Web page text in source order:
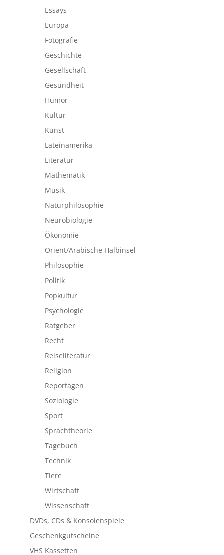
Essays
Europa
Fotografie
Geschichte
Gesellschaft
Gesundheit
Humor
Kultur
Kunst
Lateinamerika
Literatur
Mathematik
Musik
Naturphilosophie
Neurobiologie
Ökonomie
Orient/Arabische Halbinsel
Philosophie
Politik
Popkultur
Psychologie
Ratgeber
Recht
Reiseliteratur
Religion
Reportagen
Soziologie
Sport
Sprachtheorie
Tagebuch
Technik
Tiere
Wirtschaft
Wissenschaft
DVDs, CDs & Konsolenspiele
Geschenkgutscheine
VHS Kassetten